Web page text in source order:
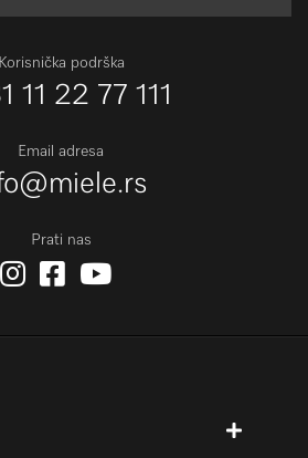
Korisnička podrška
11 22 77 111
Email adresa
Prati nas